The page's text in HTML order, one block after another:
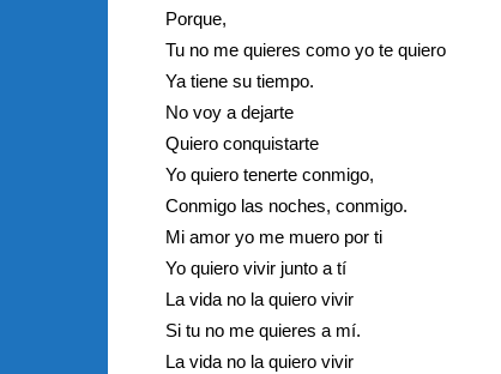
Porque,
Tu no me quieres como yo te quiero
Ya tiene su tiempo.
No voy a dejarte
Quiero conquistarte
Yo quiero tenerte conmigo,
Conmigo las noches, conmigo.
Mi amor yo me muero por ti
Yo quiero vivir junto a tí
La vida no la quiero vivir
Si tu no me quieres a mí.
La vida no la quiero vivir